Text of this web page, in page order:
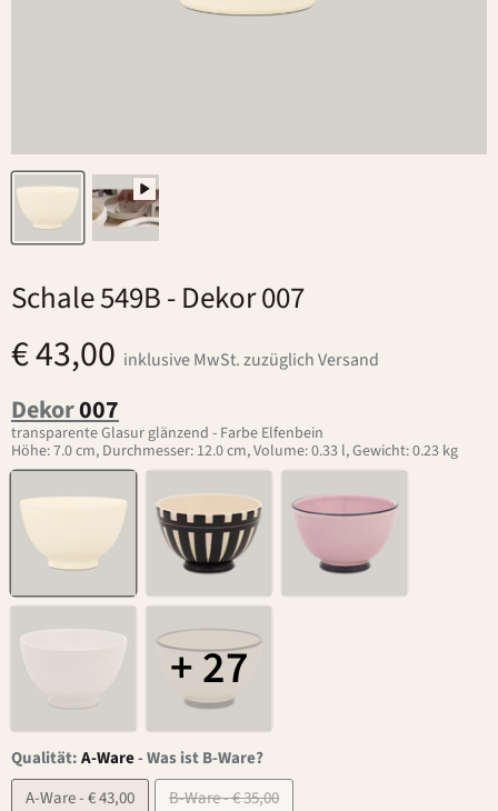
Schale 549B- Dekor 007
€ 43,00 inklusive MwSt. zuzüglich Versand
Dekor007
transparente Glasur glänzend - Farbe Elfenbein
Höhe: 7.0 cm, Durchmesser: 12.0 cm, Volume: 0.33 l, Gewicht: 0.23 kg
+ 27
Qualität:A-Ware-Was ist B-Ware?
A-Ware - € 43,00
B-Ware - € 35,00